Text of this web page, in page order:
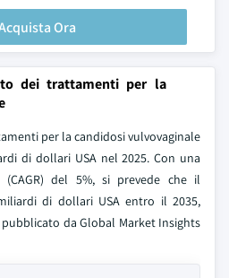
Ora
dei trattamenti per la
per la candidosi vulvovaginale
di dollari USA nel 2025. Con una
(CAGR) del 5%, si prevede che il
di dollari USA entro il 2035,
da Global Market Insights